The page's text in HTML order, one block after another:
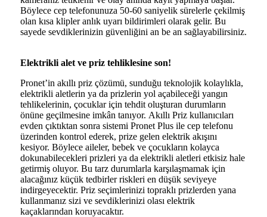
Böylece cep telefonunuza 50-60 saniyelik sürelerle çekilmiş
olan kısa klipler anlık uyarı bildirimleri olarak gelir. Bu
sayede sevdiklerinizin güvenliğini an be an sağlayabilirsiniz.
Elektrikli alet ve priz tehliklesine son!
Pronet’in akıllı priz çözümü, sunduğu teknolojik kolaylıkla,
elektrikli aletlerin ya da prizlerin yol açabileceği yangın
tehlikelerinin, çocuklar için tehdit oluşturan durumların
önüne geçilmesine imkân tanıyor. Akıllı Priz kullanıcıları
evden çıktıktan sonra sistemi Pronet Plus ile cep telefonu
üzerinden kontrol ederek, prize gelen elektrik akışını
kesiyor. Böylece aileler, bebek ve çocukların kolayca
dokunabilecekleri prizleri ya da elektrikli aletleri etkisiz hale
getirmiş oluyor. Bu tarz durumlarla karşılaşmamak için
alacağınız küçük tedbirler riskleri en düşük seviyeye
indirgeyecektir. Priz seçimlerinizi topraklı prizlerden yana
kullanmanız sizi ve sevdiklerinizi olası elektrik
kaçaklarından koruyacaktır.